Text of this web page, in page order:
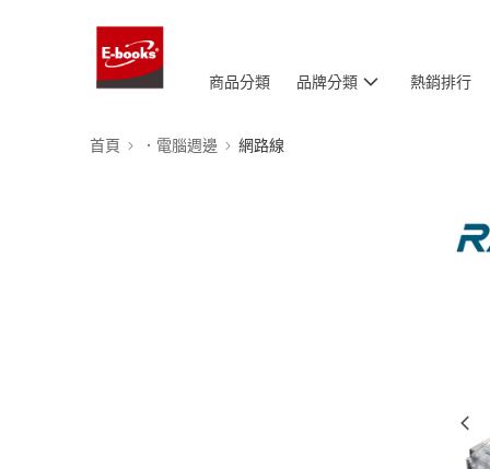
商品分類 品牌分類 熱銷排行
首頁 ．電腦週邊 網路線